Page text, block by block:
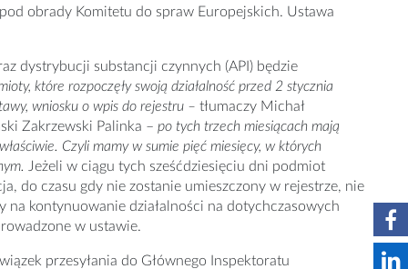
obrady Komitetu do spraw Europejskich. Ustawa
dystrybucji substancji czynnych (API) będzie
które rozpoczęły swoją działalność przed 2 stycznia
wniosku o wpis do rejestru – tłumaczy Michał
Zakrzewski Palinka – po tych trzech miesiącach mają
Czyli mamy w sumie pięć miesięcy, w których
Jeżeli w ciągu tych sześćdziesięciu dni podmiot
do czasu gdy nie zostanie umieszczony w rejestrze, nie
na kontynuowanie działalności na dotychczasowych
w ustawie.
przesyłania do Głównego Inspektoratu